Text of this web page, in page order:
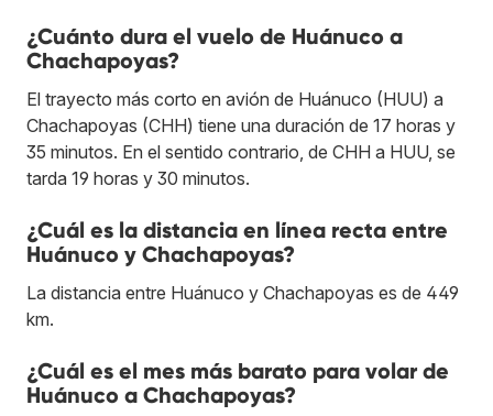
¿Cuánto dura el vuelo de Huánuco a
Chachapoyas?
El trayecto más corto en avión de Huánuco (HUU) a
Chachapoyas (CHH) tiene una duración de 17 horas y
35 minutos. En el sentido contrario, de CHH a HUU, se
tarda 19 horas y 30 minutos.
¿Cuál es la distancia en línea recta entre
Huánuco y Chachapoyas?
La distancia entre Huánuco y Chachapoyas es de 449
km.
¿Cuál es el mes más barato para volar de
Huánuco a Chachapoyas?